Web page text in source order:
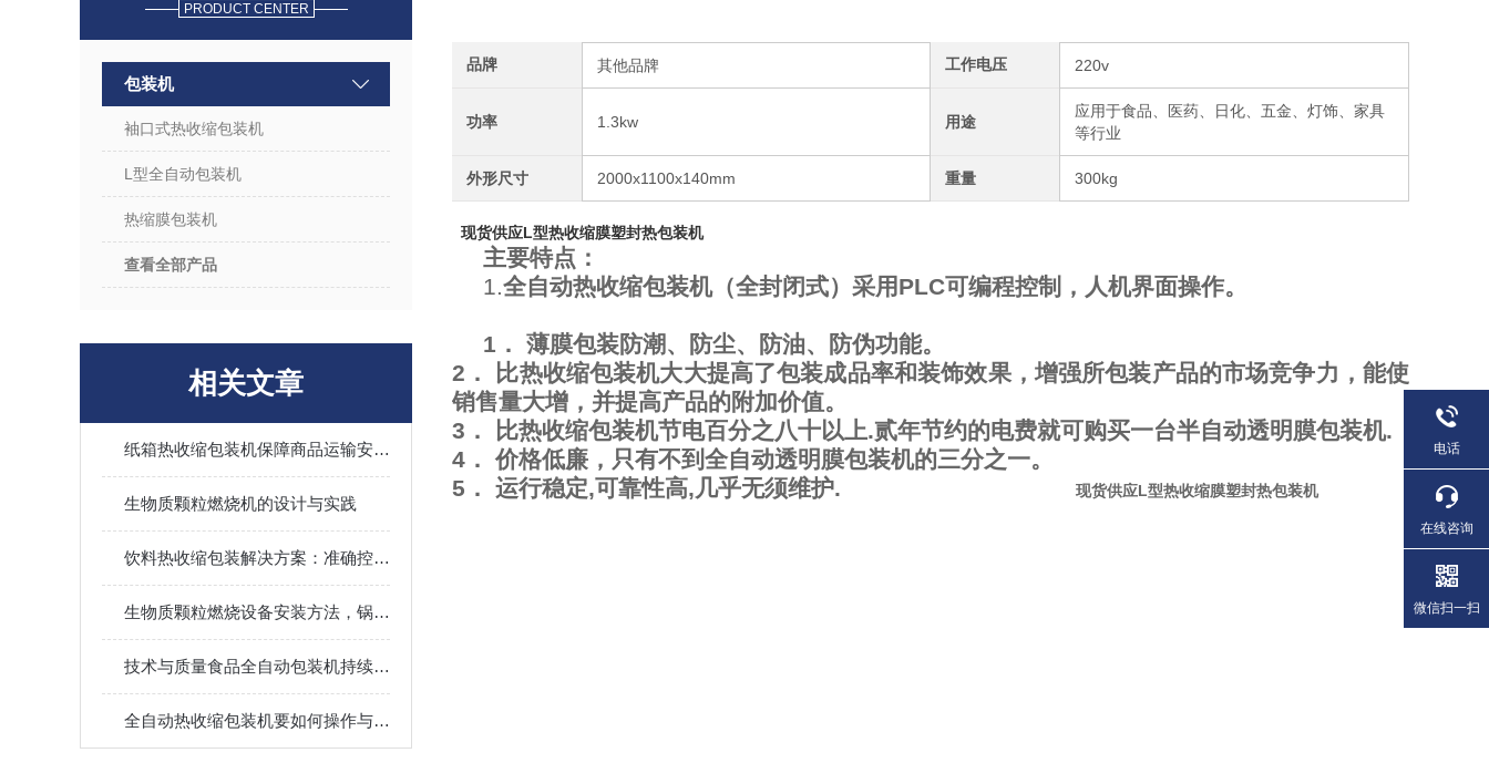
PRODUCT CENTER
包装机
袖口式热收缩包装机
L型全自动包装机
热缩膜包装机
查看全部产品
相关文章
纸箱热收缩包装机保障商品运输安全无忧
生物质颗粒燃烧机的设计与实践
饮料热收缩包装解决方案：准确控制，确保每一瓶饮料的安全与美观
生物质颗粒燃烧设备安装方法，锅炉对接管道布置调试使用教程
技术与质量食品全自动包装机持续提高
全自动热收缩包装机要如何操作与调试呢?
品牌 其他品牌 工作电压 220v
功率 1.3kw 用途
应用于食品、医药、日化、五金、灯饰、家具
等行业
外形尺寸 2000x1100x140mm 重量 300kg
现货供应L型热收缩膜塑封热包装机
主要特点：
1.全自动热收缩包装机（全封闭式）采用PLC可编程控制，人机界面操作。
1． 薄膜包装防潮、防尘、防油、防伪功能。
2． 比热收缩包装机大大提高了包装成品率和装饰效果，增强所包装产品的市场竞争力，能使
销售量大增，并提高产品的附加价值。
3． 比热收缩包装机节电百分之八十以上.贰年节约的电费就可购买一台半自动透明膜包装机.
4． 价格低廉，只有不到全自动透明膜包装机的三分之一。
5． 运行稳定,可靠性高,几乎无须维护.
现货供应L型热收缩膜塑封热包装机
电话
在线咨询
微信扫一扫